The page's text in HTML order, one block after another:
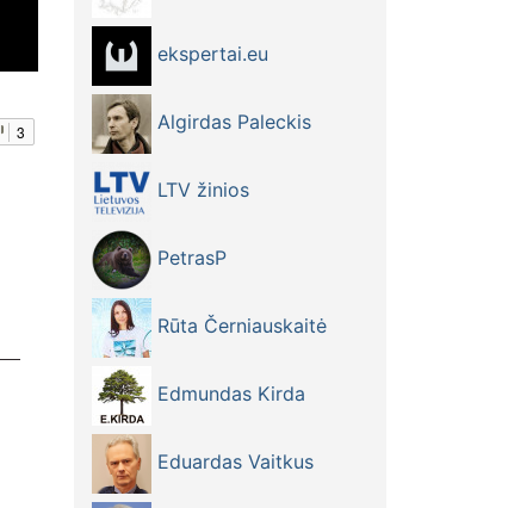
3
ekspertai.eu
Algirdas Paleckis
LTV žinios
PetrasP
Rūta Černiauskaitė
Edmundas Kirda
Eduardas Vaitkus